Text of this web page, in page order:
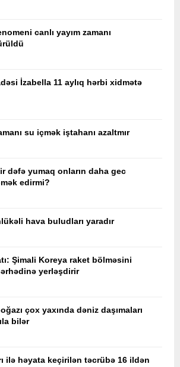
canlı yayım zamanı
İzabella 11 aylıq hərbi xidmətə
su içmək iştahanı azaltmır
dəfə yumaq onların daha gec
edirmi?
hava buludları yaradır
Şimali Koreya raket bölməsini
yerləşdirir
çox yaxında dəniz daşımaları
bilər
ilə həyata keçirilən təcrübə 16 ildən